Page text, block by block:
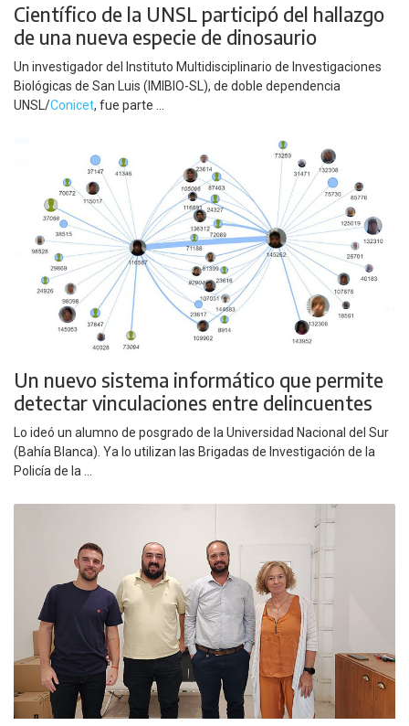
Científico de la UNSL participó del hallazgo
de una nueva especie de dinosaurio
Un investigador del Instituto Multidisciplinario de Investigaciones
Biológicas de San Luis (IMIBIO-SL), de doble dependencia
UNSL/Conicet, fue parte ...
Un nuevo sistema informático que permite
detectar vinculaciones entre delincuentes
Lo ideó un alumno de posgrado de la Universidad Nacional del Sur
(Bahía Blanca). Ya lo utilizan las Brigadas de Investigación de la
Policía de la ...